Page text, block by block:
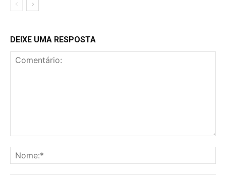
DEIXE UMA RESPOSTA